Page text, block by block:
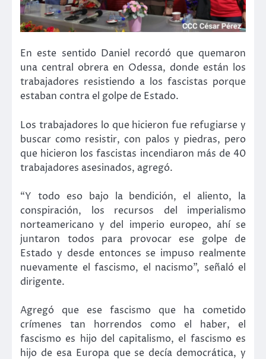
En este sentido Daniel recordó que quemaron
una central obrera en Odessa, donde están los
trabajadores resistiendo a los fascistas porque
estaban contra el golpe de Estado.
Los trabajadores lo que hicieron fue refugiarse y
buscar como resistir, con palos y piedras, pero
que hicieron los fascistas incendiaron más de 40
trabajadores asesinados, agregó.
“Y todo eso bajo la bendición, el aliento, la
conspiración, los recursos del imperialismo
norteamericano y del imperio europeo, ahí se
juntaron todos para provocar ese golpe de
Estado y desde entonces se impuso realmente
nuevamente el fascismo, el nacismo”, señaló el
dirigente.
Agregó que ese fascismo que ha cometido
crímenes tan horrendos como el haber, el
fascismo es hijo del capitalismo, el fascismo es
hijo de esa Europa que se decía democrática, y